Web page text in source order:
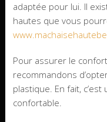
adaptée pour lui. Il
hautes que vous
Pour assurer le
recommandons
plastique. En fait,
confortable.